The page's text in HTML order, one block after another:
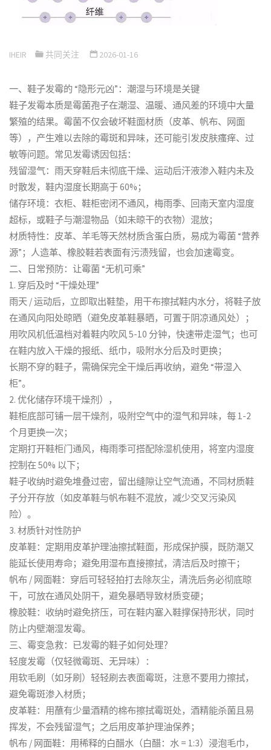
IHEIR 共同关注 2026-01-16
一、鞋子发霉的 “隐形元凶”：潮湿与环境是关键
鞋子发霉本质是霉菌孢子在潮湿、温暖、通风差的环境中大量
繁殖的结果。霉菌不仅会破坏鞋面材质（皮革、帆布、网面
等），产生难以去除的霉斑和异味，还可能引发皮肤瘙痒、过
敏等问题。常见发霉诱因包括：
残留湿气：雨天穿鞋后未彻底干燥、运动后汗液渗入鞋内未及
时散发，鞋内湿度长期高于 60%；
储存环境：衣柜、鞋柜密闭不通风，梅雨季、回南天室内湿度
超标，或鞋子与潮湿物品（如未晾干的衣物）混放；
材质特性：皮革、羊毛等天然材质含蛋白质，易成为霉菌 “营养
源”；人造革、橡胶鞋若表面有污渍残留，也会加速霉变。
二、日常预防：让霉菌 “无机可乘”
1. 穿后及时 “干燥处理”
雨天 / 运动后，立即取出鞋垫，用干布擦拭鞋内水分，将鞋子放
在通风向阳处晾晒（避免皮革鞋暴晒，可置于阴凉通风处）；
用吹风机低温档对着鞋内吹风 5-10 分钟，快速带走湿气；也可
在鞋内放入干燥的报纸、纸巾，吸附水分后及时更换；
长期不穿的鞋子，需确保完全干燥后再收纳，避免 “带湿入
柜”。
2. 优化储存环境干燥剂），
鞋柜底部可铺一层干燥剂，吸附空气中的湿气和异味，每 1-2
个月更换一次；
定期打开鞋柜门通风，梅雨季可搭配除湿机使用，将室内湿度
控制在 50% 以下；
鞋子收纳时避免堆叠过密，留出缝隙让空气流通，不同材质鞋
子分开存放（如皮革鞋与帆布鞋不混放，减少交叉污染风
险）。
3. 材质针对性防护
皮革鞋：定期用皮革护理油擦拭鞋面，形成保护膜，既防潮又
能延长使用寿命；避免用湿布直接擦拭，清洁后及时擦干；
帆布 / 网面鞋：穿后可轻轻拍打去除灰尘，清洗后务必彻底晾
干，可放在通风处阴干，避免暴晒导致材质变硬；
橡胶鞋：收纳时避免挤压，可在鞋内塞入鞋撑保持形状，同时
防止内壁潮湿发霉。
三、霉变急救：已发霉的鞋子如何处理？
轻度发霉（仅轻微霉斑、无异味）：
用软毛刷（如牙刷）轻轻刷去表面霉斑，注意不要用力擦拭，
避免霉斑渗入材质；
皮革鞋：用蘸有少量酒精的棉布擦拭霉斑处，酒精能杀菌且易
挥发，不会残留湿气；之后用皮革护理油保养；
帆布 / 网面鞋：用稀释的白醋水（白醋：水 = 1:3）浸泡毛巾，